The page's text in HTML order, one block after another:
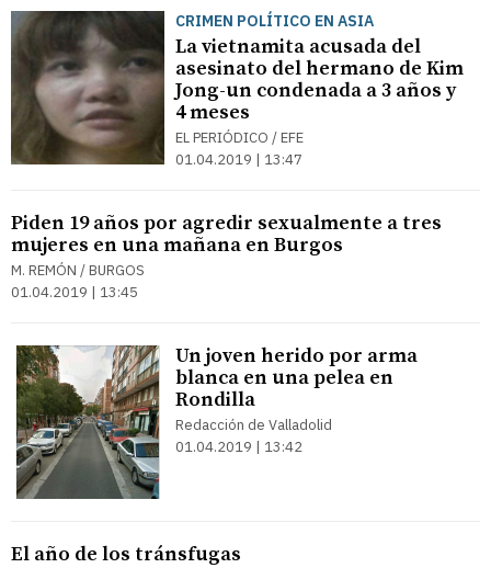
CRIMEN POLÍTICO EN ASIA
La vietnamita acusada del
asesinato del hermano de Kim
Jong-un condenada a 3 años y
4 meses
EL PERIÓDICO / EFE
01.04.2019 | 13:47
Piden 19 años por agredir sexualmente a tres
mujeres en una mañana en Burgos
M. REMÓN / BURGOS
01.04.2019 | 13:45
Un joven herido por arma
blanca en una pelea en
Rondilla
Redacción de Valladolid
01.04.2019 | 13:42
El año de los tránsfugas